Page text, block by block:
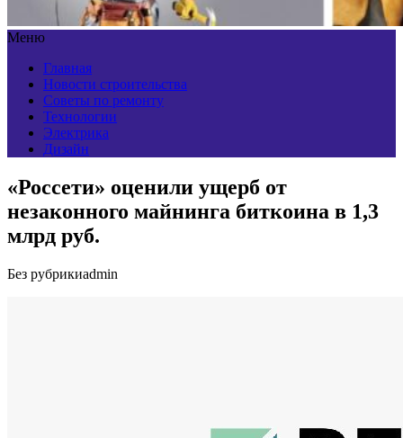
Меню
Главная
Новости строительства
Советы по ремонту
Технологии
Электрика
Дизайн
«Россети» оценили ущерб от
незаконного майнинга биткоина в 1,3
млрд руб.
Без рубрикиadmin